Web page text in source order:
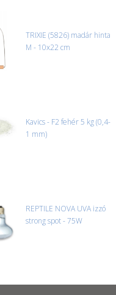
TRIXIE (5826) madár hinta
M - 10x22 cm
Kavics - F2 fehér 5 kg (0,4-
1 mm)
REPTILE NOVA UVA izzó
strong spot - 75W